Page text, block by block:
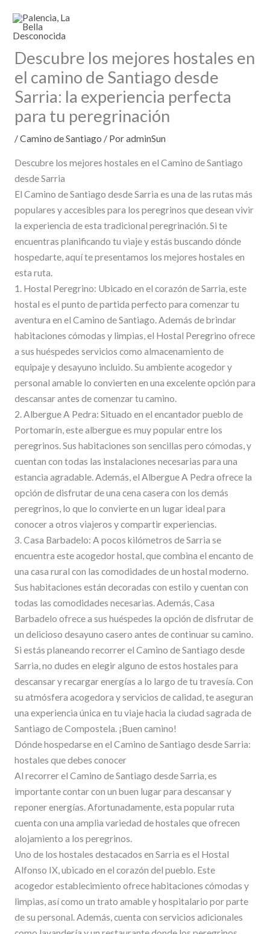
contenido
Descubre los mejores hostales en
el camino de Santiago desde
Sarria: la experiencia perfecta
para tu peregrinación
/Camino de Santiago / PoradminSun
Descubre los mejores hostales en el Camino de Santiago
desde Sarria
El Camino de Santiago desde Sarria es una de las rutas más
populares y accesibles para los peregrinos que desean vivir
la experiencia de esta tradicional peregrinación. Si te
encuentras planificando tu viaje y estás buscando dónde
hospedarte, aquí te presentamos los mejores hostales en
esta ruta.
1. Hostal Peregrino: Ubicado en el corazón de Sarria, este
hostal es el punto de partida perfecto para comenzar tu
aventura en el Camino de Santiago. Además de brindar
habitaciones cómodas y limpias, el Hostal Peregrino ofrece
a sus huéspedes servicios como almacenamiento de
equipaje y desayuno incluido. Su ambiente acogedor y
personal amable lo convierten en una excelente opción para
descansar antes de comenzar tu camino.
2. Albergue A Pedra: Situado en el encantador pueblo de
Portomarín, este albergue es muy popular entre los
peregrinos. Sus habitaciones son sencillas pero cómodas, y
cuentan con todas las instalaciones necesarias para una
estancia agradable. Además, el Albergue A Pedra ofrece la
opción de disfrutar de una cena casera con los demás
peregrinos, lo que lo convierte en un lugar ideal para
conocer a otros viajeros y compartir experiencias.
3. Casa Barbadelo: A pocos kilómetros de Sarria se
encuentra este acogedor hostal, que combina el encanto de
una casa rural con las comodidades de un hostal moderno.
Sus habitaciones están decoradas con estilo y cuentan con
todas las comodidades necesarias. Además, Casa
Barbadelo ofrece a sus huéspedes la opción de disfrutar de
un delicioso desayuno casero antes de continuar su camino.
Si estás planeando recorrer el Camino de Santiago desde
Sarria, no dudes en elegir alguno de estos hostales para
descansar y recargar energías a lo largo de tu travesía. Con
su atmósfera acogedora y servicios de calidad, te aseguran
una experiencia única en tu viaje hacia la ciudad sagrada de
Santiago de Compostela. ¡Buen camino!
Dónde hospedarse en el Camino de Santiago desde Sarria:
hostales que debes conocer
Al recorrer el Camino de Santiago desde Sarria, es
importante contar con un buen lugar para descansar y
reponer energías. Afortunadamente, esta popular ruta
cuenta con una amplia variedad de hostales que ofrecen
alojamiento a los peregrinos.
Uno de los hostales destacados en Sarria es el Hostal
Alfonso IX, ubicado en el corazón del pueblo. Este
acogedor establecimiento ofrece habitaciones cómodas y
limpias, así como un trato amable y hospitalario por parte
de su personal. Además, cuenta con servicios adicionales